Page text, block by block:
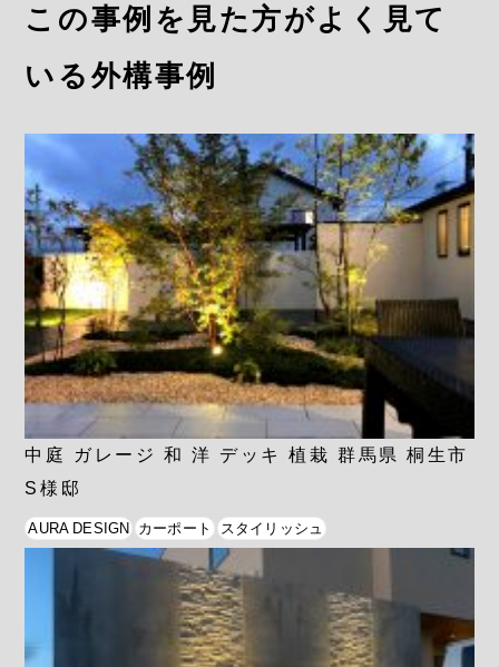
この事例を見た方がよく見て
いる外構事例
中庭 ガレージ 和 洋 デッキ 植栽 群馬県 桐生市
S様邸
AURA DESIGN カーポート スタイリッシュ